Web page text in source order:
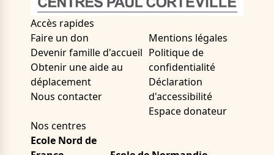
Accès rapides
Faire un don
Devenir famille d'accueil
Obtenir une aide au
déplacement
Nous contacter
Mentions légales
Politique de
confidentialité
Déclaration
d'accessibilité
Espace donateur
Nos centres
Ecole Nord de